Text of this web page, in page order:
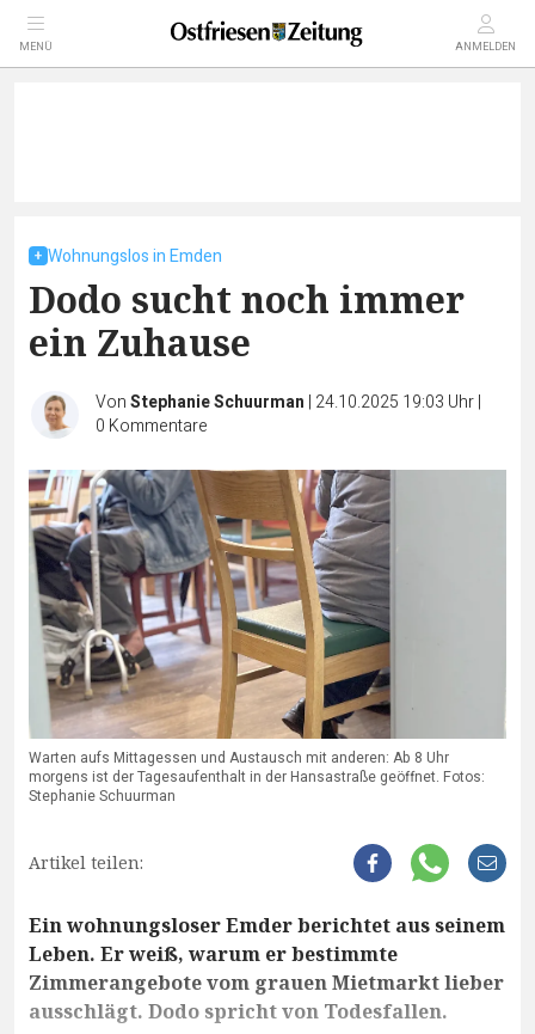
MENÜ ANMELDEN
Wohnungslos in Emden
Dodo sucht noch immer
ein Zuhause
VonStephanie Schuurman | 24.10.2025 19:03 Uhr|
0 Kommentare
Warten aufs Mittagessen und Austausch mit anderen: Ab 8 Uhr
morgens ist der Tagesaufenthalt in der Hansastraße geöffnet. Fotos:
Stephanie Schuurman
Artikel teilen:
Ein wohnungsloser Emder berichtet aus seinem
Leben. Er weiß, warum er bestimmte
Zimmerangebote vom grauen Mietmarkt lieber
ausschlägt. Dodo spricht von Todesfallen.